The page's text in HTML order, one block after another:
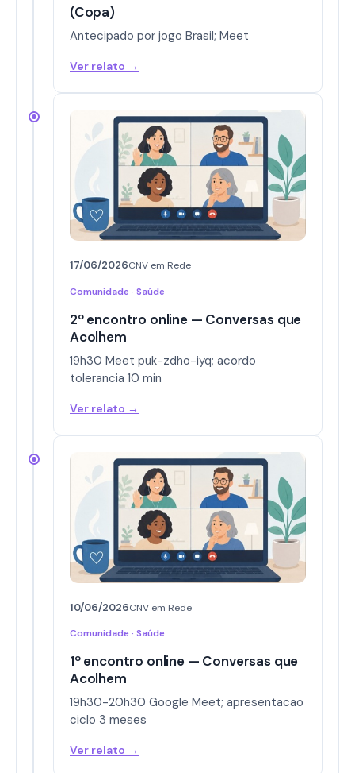
(Copa)
Antecipado por jogo Brasil; Meet
Ver relato →
17/06/2026CNV em Rede
Comunidade · Saúde
2º encontro online — Conversas que
Acolhem
19h30 Meet puk-zdho-iyq; acordo
tolerancia 10 min
Ver relato →
10/06/2026CNV em Rede
Comunidade · Saúde
1º encontro online — Conversas que
Acolhem
19h30-20h30 Google Meet; apresentacao
ciclo 3 meses
Ver relato →